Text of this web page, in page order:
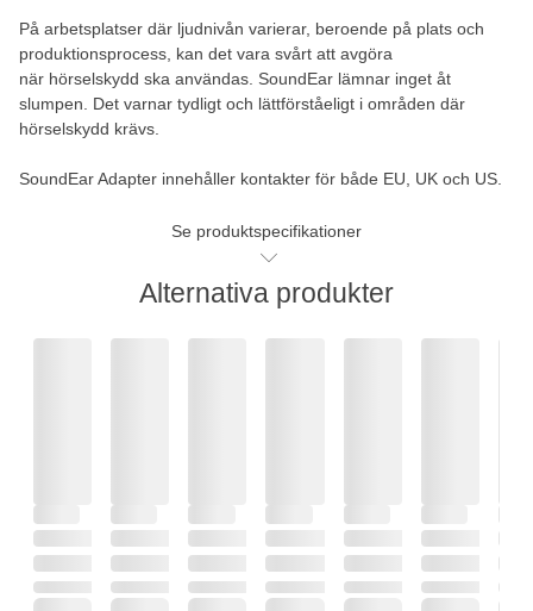
På arbetsplatser där ljudnivån varierar, beroende på plats och
produktionsprocess, kan det vara svårt att avgöra
när hörselskydd ska användas. SoundEar lämnar inget åt
slumpen. Det varnar tydligt och lättförståeligt i områden där
hörselskydd krävs.
SoundEar Adapter innehåller kontakter för både EU, UK och US.
Se produktspecifikationer
Alternativa produkter